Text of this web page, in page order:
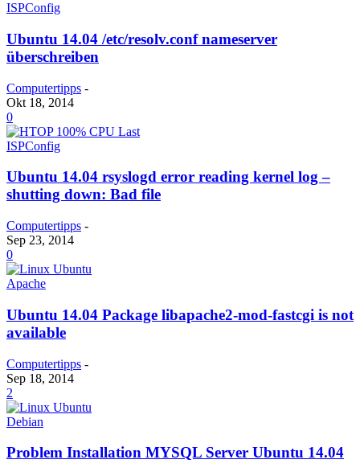
ISPConfig
Ubuntu 14.04 /etc/resolv.conf nameserver
überschreiben
Computertipps -
Okt 18, 2014
0
ISPConfig
Ubuntu 14.04 rsyslogd error reading kernel log –
shutting down: Bad file
Computertipps -
Sep 23, 2014
0
Apache
Ubuntu 14.04 Package libapache2-mod-fastcgi is not
available
Computertipps -
Sep 18, 2014
2
Debian
Problem Installation MYSQL Server Ubuntu 14.04